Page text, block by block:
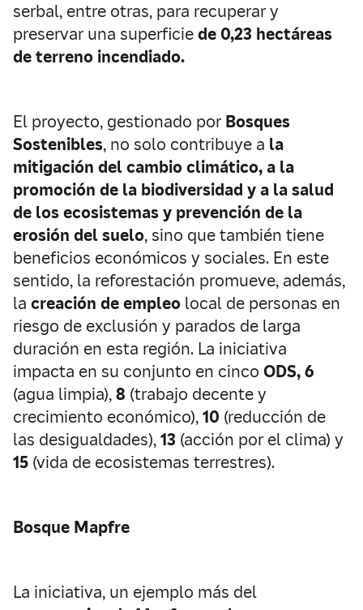
serbal, entre otras, para recuperar y
preservar una superficiede 0,23 hectáreas
de terreno incendiado.
El proyecto, gestionado por Bosques
Sostenibles, no solo contribuye a la
mitigación del cambio climático, a la
promoción de la biodiversidad y a la salud
de los ecosistemas y prevención de la
erosión del suelo, sino que también tiene
beneficios económicos y sociales. En este
sentido, la reforestación promueve, además,
la creación de empleo local de personas en
riesgo de exclusión y parados de larga
duración en esta región. La iniciativa
impacta en su conjunto en cinco ODS, 6
(agua limpia),8 (trabajo decente y
crecimiento económico),10 (reducción de
las desigualdades),13 (acción por el clima) y
15 (vida de ecosistemas terrestres).
Bosque Mapfre
La iniciativa, un ejemplo más del